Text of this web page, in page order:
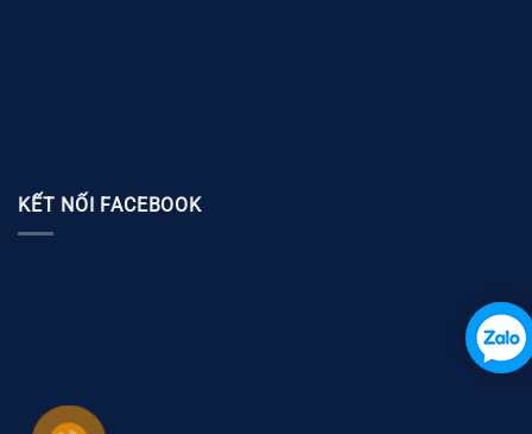
KẾT NỐI FACEBOOK